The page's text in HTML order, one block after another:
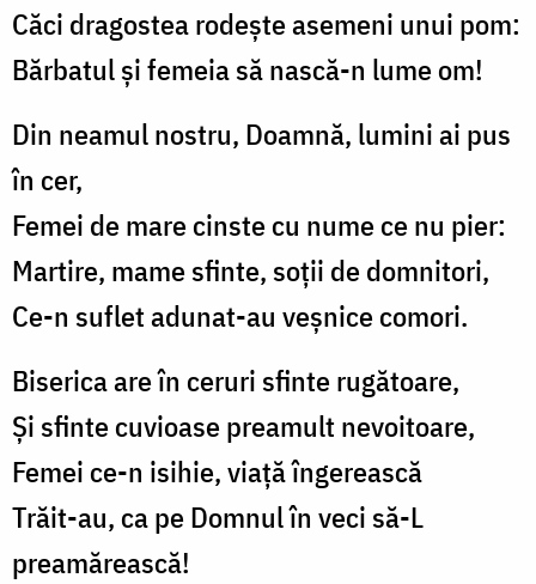
Căci dragostea rodește asemeni unui pom:
Bărbatul și femeia să nască-n lume om!
Din neamul nostru, Doamnă, lumini ai pus
în cer,
Femei de mare cinste cu nume ce nu pier:
Martire, mame sfinte, soții de domnitori,
Ce-n suflet adunat-au veșnice comori.
Biserica are în ceruri sfinte rugătoare,
Și sfinte cuvioase preamult nevoitoare,
Femei ce-n isihie, viață îngerească
Trăit-au, ca pe Domnul în veci să-L
preamărească!